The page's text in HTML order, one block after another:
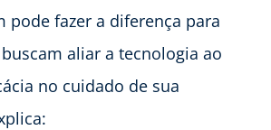
pode fazer a diferença para
aliar a tecnologia ao
no cuidado de sua